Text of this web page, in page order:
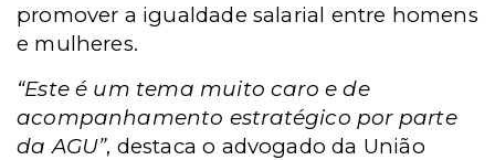
promover a igualdade salarial entre homens
e mulheres.
“Este é um tema muito caro e de
acompanhamento estratégico por parte
da AGU”, destaca o advogado da União